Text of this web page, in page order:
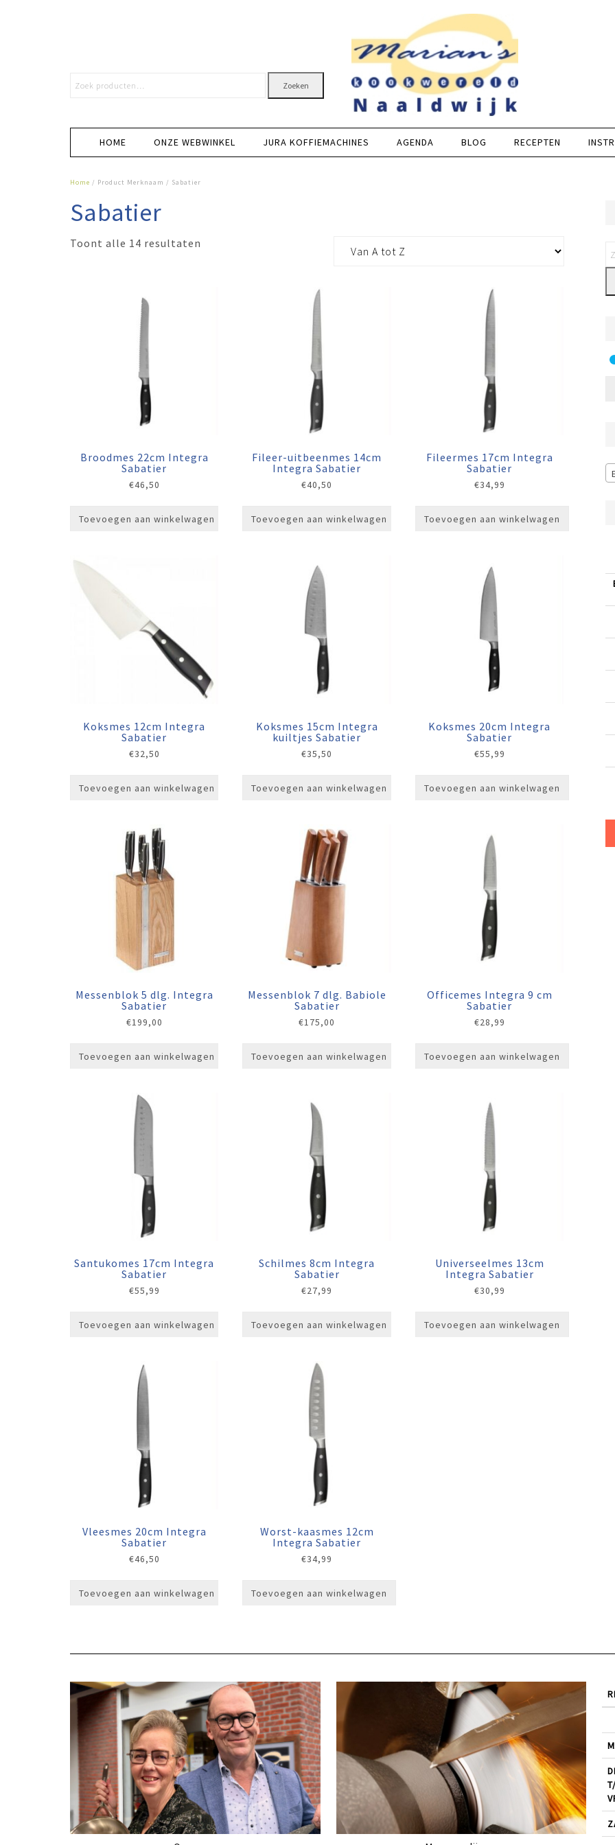
Zoeken
HOME ONZE WEBWINKEL JURA KOFFIEMACHINES AGENDA BLOG RECEPTEN
Home / Product Merknaam / Sabatier
Sabatier
Toont alle 14 resultaten
Broodmes 22cm Integra
Sabatier
€46,50
Toevoegen aan winkelwagen
Fileer-uitbeenmes 14cm
Integra Sabatier
€40,50
Toevoegen aan winkelwagen
Fileermes 17cm Integra
Sabatier
€34,99
Toevoegen aan winkelwagen
Koksmes 12cm Integra
Sabatier
€32,50
Toevoegen aan winkelwagen
Koksmes 15cm Integra
kuiltjes Sabatier
€35,50
Toevoegen aan winkelwagen
Koksmes 20cm Integra
Sabatier
€55,99
Toevoegen aan winkelwagen
Messenblok 5 dlg. Integra
Sabatier
€199,00
Toevoegen aan winkelwagen
Messenblok 7 dlg. Babiole
Sabatier
€175,00
Toevoegen aan winkelwagen
Officemes Integra 9 cm
Sabatier
€28,99
Toevoegen aan winkelwagen
Santukomes 17cm Integra
Sabatier
€55,99
Toevoegen aan winkelwagen
Schilmes 8cm Integra
Sabatier
€27,99
Toevoegen aan winkelwagen
Universeelmes 13cm
Integra Sabatier
€30,99
Toevoegen aan winkelwagen
Vleesmes 20cm Integra
Sabatier
€46,50
Toevoegen aan winkelwagen
Worst-kaasmes 12cm
Integra Sabatier
€34,99
Toevoegen aan winkelwagen